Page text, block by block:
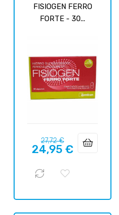
FISIOGEN FERRO
FORTE - 30...
Precio
regular
27,72 €Precio
24,95 €